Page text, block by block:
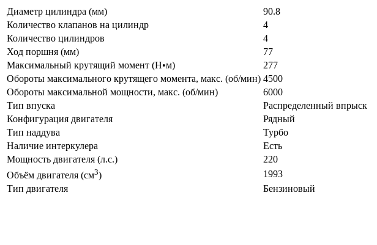
Диаметр цилиндра (мм)
90.8
Количество клапанов на цилиндр
4
Количество цилиндров
4
Ход поршня (мм)
77
Максимальный крутящий момент (Н•м)
277
Обороты максимального крутящего момента, макс. (об/мин) 4500
Обороты максимальной мощности, макс. (об/мин)
6000
Тип впуска
Распределенный впрыск
Конфигурация двигателя
Рядный
Тип наддува
Турбо
Наличие интеркулера
Есть
Мощность двигателя (л.с.)
220
Объём двигателя (см3)
1993
Тип двигателя
Бензиновый